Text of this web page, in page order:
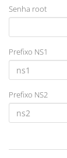
Senha root
Prefixo NS1
Prefixo NS2